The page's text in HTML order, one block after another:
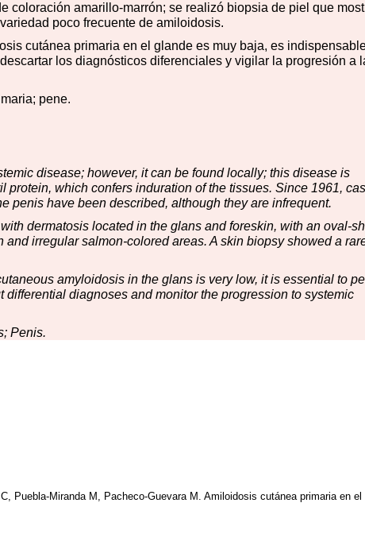
coloración amarillo-marrón; se realizó biopsia de piel que
poco frecuente de amiloidosis.
cutánea primaria en el glande es muy baja, es
los diagnósticos diferenciales y vigilar la progresión a
pene.
disease; however, it can be found locally; this disease is
protein, which confers induration of the tissues. Since 1961,
penis have been described, although they are infrequent.
dermatosis located in the glans and foreskin, with an oval-
irregular salmon-colored areas. A skin biopsy showed a
amyloidosis in the glans is very low, it is essential to
diagnoses and monitor the progression to systemic
Penis.
Puebla-Miranda M, Pacheco-Guevara M. Amiloidosis cutánea primaria en el